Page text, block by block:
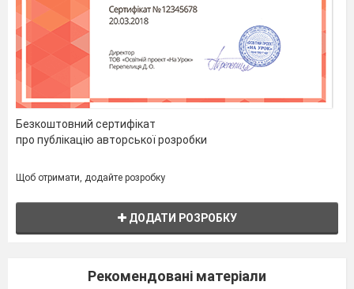
бійтеся експериментувати!
Адже за словами
Оскара Уайльда «Мистецтво – це єдина
серйозна річ на світі, художник – єдина
несерйозна істота», яка творить прекрасне на
цьому світі.
Безкоштовний сертифікат
про публікацію авторської розробки
Щоб отримати, додайте розробку
ДОДАТИ РОЗРОБКУ
Рекомендовані матеріали